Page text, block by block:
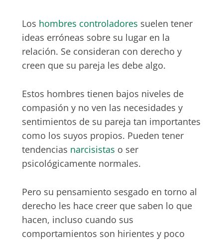
Los hombres controladores suelen tener
ideas erróneas sobre su lugar en la
relación. Se consideran con derecho y
creen que su pareja les debe algo.
Estos hombres tienen bajos niveles de
compasión y no ven las necesidades y
sentimientos de su pareja tan importantes
como los suyos propios. Pueden tener
tendencias narcisistas o ser
psicológicamente normales.
Pero su pensamiento sesgado en torno al
derecho les hace creer que saben lo que
hacen, incluso cuando sus
comportamientos son hirientes y poco